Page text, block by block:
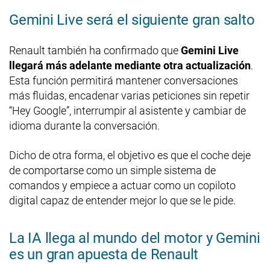
Gemini Live será el siguiente gran salto
Renault también ha confirmado queGemini Live
llegará más adelante mediante otra actualización.
Esta función permitirá mantener conversaciones
más fluidas, encadenar varias peticiones sin repetir
“Hey Google”, interrumpir al asistente y cambiar de
idioma durante la conversación.
Dicho de otra forma, el objetivo es que el coche deje
de comportarse como un simple sistema de
comandos y empiece a actuar como un copiloto
digital capaz de entender mejor lo que se le pide.
La IA llega al mundo del motor y Gemini
es un gran apuesta de Renault